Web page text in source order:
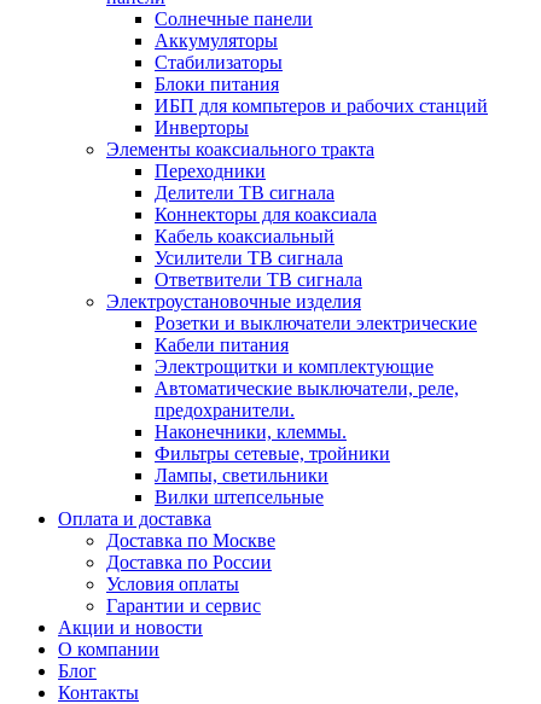
Солнечные панели
Аккумуляторы
Стабилизаторы
Блоки питания
ИБП для компьтеров и рабочих станций
Инверторы
Элементы коаксиального тракта
Переходники
Делители ТВ сигнала
Коннекторы для коаксиала
Кабель коаксиальный
Усилители ТВ сигнала
Ответвители ТВ сигнала
Электроустановочные изделия
Розетки и выключатели электрические
Кабели питания
Электрощитки и комплектующие
Автоматические выключатели, реле,
предохранители.
Наконечники, клеммы.
Фильтры сетевые, тройники
Лампы, светильники
Вилки штепсельные
Оплата и доставка
Доставка по Москве
Доставка по России
Условия оплаты
Гарантии и сервис
Акции и новости
О компании
Блог
Контакты